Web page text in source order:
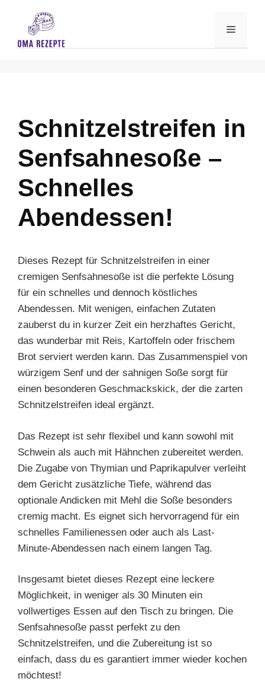
content
Menu
Schnitzelstreifen in
Senfsahnesoße –
Schnelles
Abendessen!
Dieses Rezept für Schnitzelstreifen in einer
cremigen Senfsahnesoße ist die perfekte Lösung
für ein schnelles und dennoch köstliches
Abendessen. Mit wenigen, einfachen Zutaten
zauberst du in kurzer Zeit ein herzhaftes Gericht,
das wunderbar mit Reis, Kartoffeln oder frischem
Brot serviert werden kann. Das Zusammenspiel von
würzigem Senf und der sahnigen Soße sorgt für
einen besonderen Geschmackskick, der die zarten
Schnitzelstreifen ideal ergänzt.
Das Rezept ist sehr flexibel und kann sowohl mit
Schwein als auch mit Hähnchen zubereitet werden.
Die Zugabe von Thymian und Paprikapulver verleiht
dem Gericht zusätzliche Tiefe, während das
optionale Andicken mit Mehl die Soße besonders
cremig macht. Es eignet sich hervorragend für ein
schnelles Familienessen oder auch als Last-
Minute-Abendessen nach einem langen Tag.
Insgesamt bietet dieses Rezept eine leckere
Möglichkeit, in weniger als 30 Minuten ein
vollwertiges Essen auf den Tisch zu bringen. Die
Senfsahnesoße passt perfekt zu den
Schnitzelstreifen, und die Zubereitung ist so
einfach, dass du es garantiert immer wieder kochen
möchtest!